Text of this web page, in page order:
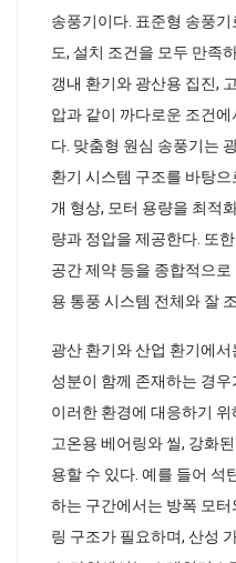
송풍기이다. 표준형 송풍
도, 설치 조건을 모두 만족
갱내 환기와 광산용 집진,
압과 같이 까다로운 조건
다. 맞춤형 원심 송풍기는
환기 시스템 구조를 바탕
개 형상, 모터 용량을 최적
량과 정압을 제공한다. 또
공간 제약 등을 종합적으
용 통풍 시스템 전체와 잘
광산 환기와 산업 환기에
성분이 함께 존재하는 경
이러한 환경에 대응하기
고온용 베어링와 씰, 강화
용할 수 있다. 예를 들어 석
하는 구간에서는 방폭 모
링 구조가 필요하며, 산성